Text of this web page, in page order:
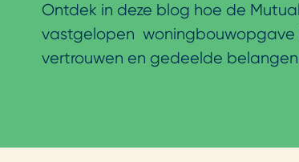
Ontdek in deze blog hoe de
vastgelopen woningbouwopgave
vertrouwen en gedeelde